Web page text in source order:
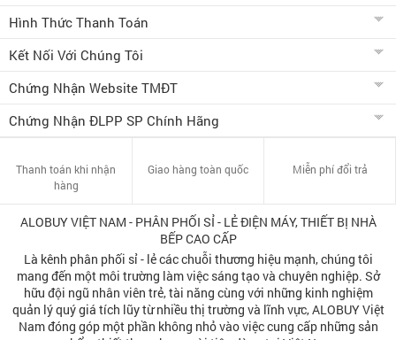
Hình Thức Thanh Toán
Kết Nối Với Chúng Tôi
Chứng Nhận Website TMĐT
Chứng Nhận ĐLPP SP Chính Hãng
Thanh toán khi nhận
hàng
Giao hàng toàn quốc Miễn phí đổi trả
ALOBUY VIỆT NAM - PHÂN PHỐI SỈ - LẺ ĐIỆN MÁY, THIẾT BỊ NHÀ
BẾP CAO CẤP
Là kênh phân phối sỉ - lẻ các chuỗi thương hiệu mạnh, chúng tôi
mang đến một môi trường làm việc sáng tạo và chuyên nghiệp. Sở
hữu đội ngũ nhân viên trẻ, tài năng cùng với những kinh nghiệm
quản lý quý giá tích lũy từ nhiều thị trường và lĩnh vực, ALOBUY Việt
Nam đóng góp một phần không nhỏ vào việc cung cấp những sản